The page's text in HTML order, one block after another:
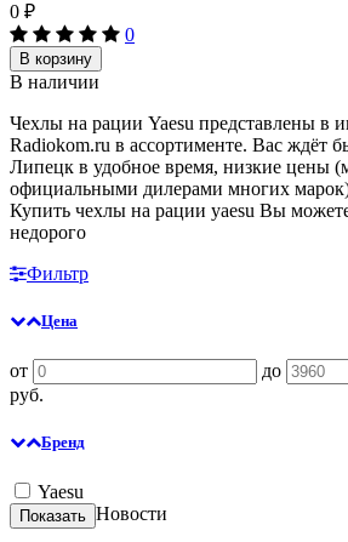
0 ₽
0
В корзину
В наличии
Чехлы на рации Yaesu представлены в
Radiokom.ru в ассортименте. Вас ждёт
Липецк в удобное время, низкие цены
официальными дилерами многих
Купить чехлы на рации yaesu Вы
недорого
Фильтр
Цена
от
до
руб.
Бренд
Yaesu
Новости